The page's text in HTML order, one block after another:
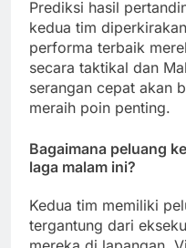
Prediksi hasil
kedua tim
performa terbaik
secara taktikal dan
serangan cepat akan
meraih poin penting.
Bagaimana peluang
laga malam ini?
Kedua tim memiliki
tergantung dari